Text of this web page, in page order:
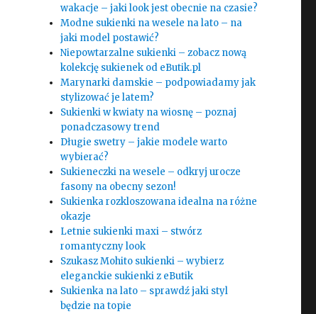
wakacje – jaki look jest obecnie na czasie?
Modne sukienki na wesele na lato – na
jaki model postawić?
Niepowtarzalne sukienki – zobacz nową
kolekcję sukienek od eButik.pl
Marynarki damskie – podpowiadamy jak
stylizować je latem?
Sukienki w kwiaty na wiosnę – poznaj
ponadczasowy trend
Długie swetry – jakie modele warto
wybierać?
Sukieneczki na wesele – odkryj urocze
fasony na obecny sezon!
Sukienka rozkloszowana idealna na różne
okazje
Letnie sukienki maxi – stwórz
romantyczny look
Szukasz Mohito sukienki – wybierz
eleganckie sukienki z eButik
Sukienka na lato – sprawdź jaki styl
będzie na topie